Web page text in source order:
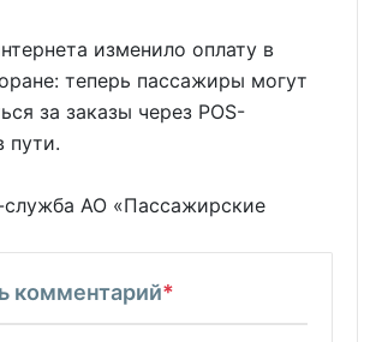
изменило оплату в
теперь пассажиры могут
за заказы через POS-
пути.
служба АО «Пассажирские
комментарий*